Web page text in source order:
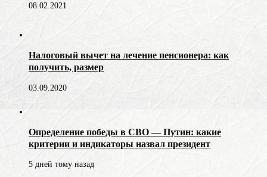
08.02.2021
Налоговый вычет на лечение пенсионера: как
получить, размер
03.09.2020
Определение победы в СВО — Путин: какие
критерии и индикаторы назвал президент
5 дней тому назад